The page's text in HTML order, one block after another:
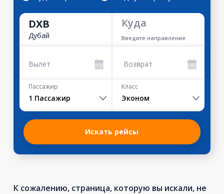
DXB
Дубай
Куда
Введите направление
Вылет Возврат
Пассажир
1 Пассажир
Класс
Эконом
Искать рейсы
К сожалению, страница, которую вы искали, не